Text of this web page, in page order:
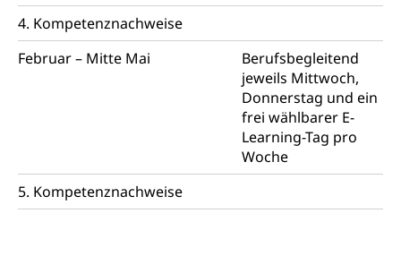
4. Kompetenznachweise
Februar – Mitte Mai
Berufsbegleitend
jeweils Mittwoch,
Donnerstag und ein
frei wählbarer E-
Learning-Tag pro
Woche
5. Kompetenznachweise
Raumdatenpool
Richtplanung Kanton Luzern (ARE)
Raum und Wirtschaft rawi